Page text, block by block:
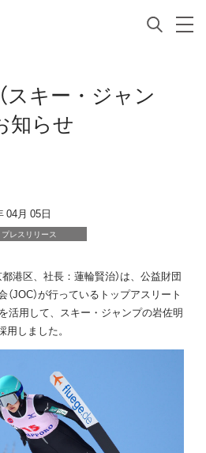
スキー・ジャン
知らせ
04月 05日
プレスリリース
港区、社長：蓮輪賢治）は、公益財団
JOC）が行っているトップアスリート
活用して、スキー・ジャンプの岩佐明
用しました。